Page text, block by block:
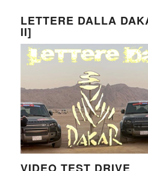
LETTERE DALLA
II]
VIDEO TEST DRIVE